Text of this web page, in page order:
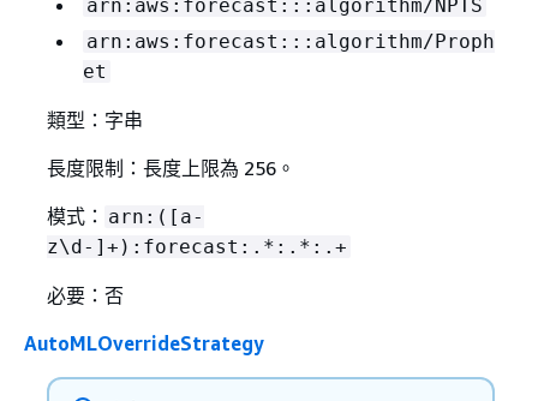
arn:aws:forecast:::algorithm/NPTS
arn:aws:forecast:::algorithm/Proph
et
類型：字串
長度限制：長度上限為 256。
模式： arn:([a-
z\d-]+):forecast:.*:.*:.+
必要：否
AutoMLOverrideStrategy